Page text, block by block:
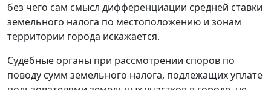
без чего сам смысл дифференциации средней ставки
земельного налога по местоположению и зонам
территории города искажается.
Судебные органы при рассмотрении споров по
поводу сумм земельного налога, подлежащих уплате